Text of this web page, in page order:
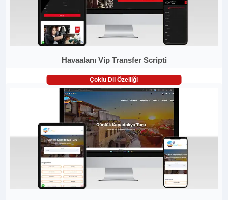
Havaalanı Vip Transfer Scripti
Çoklu Dil Özelliği